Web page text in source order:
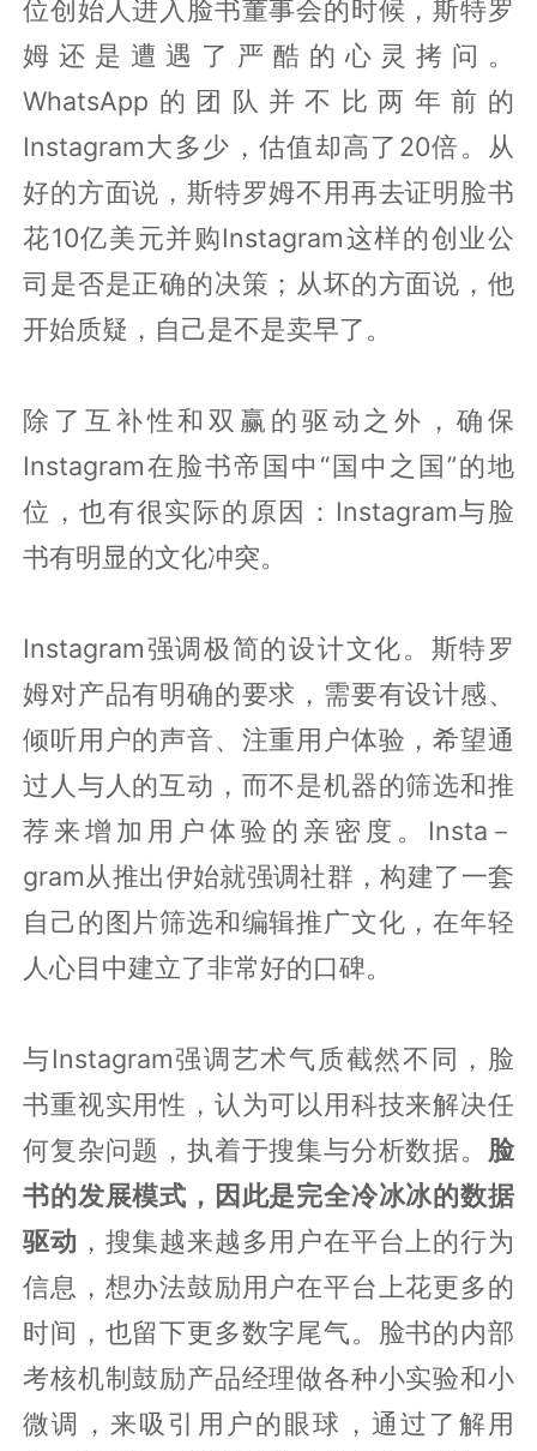
位创始人进入脸书董事会的时候，斯特罗
姆还是遭遇了严酷的心灵拷问。
WhatsApp的团队并不比两年前的
Instagram大多少，估值却高了20倍。从
好的方面说，斯特罗姆不用再去证明脸书
花10亿美元并购Instagram这样的创业公
司是否是正确的决策；从坏的方面说，他
开始质疑，自己是不是卖早了。
除了互补性和双赢的驱动之外，确保
Instagram在脸书帝国中“国中之国”的地
位，也有很实际的原因：Instagram与脸
书有明显的文化冲突。
Instagram强调极简的设计文化。斯特罗
姆对产品有明确的要求，需要有设计感、
倾听用户的声音、注重用户体验，希望通
过人与人的互动，而不是机器的筛选和推
荐来增加用户体验的亲密度。Insta－
gram从推出伊始就强调社群，构建了一套
自己的图片筛选和编辑推广文化，在年轻
人心目中建立了非常好的口碑。
与Instagram强调艺术气质截然不同，脸
书重视实用性，认为可以用科技来解决任
何复杂问题，执着于搜集与分析数据。 脸
书的发展模式，因此是完全冷冰冰的数据
驱动 ，搜集越来越多用户在平台上的行为
信息，想办法鼓励用户在平台上花更多的
时间，也留下更多数字尾气。脸书的内部
考核机制鼓励产品经理做各种小实验和小
微调，来吸引用户的眼球，通过了解用